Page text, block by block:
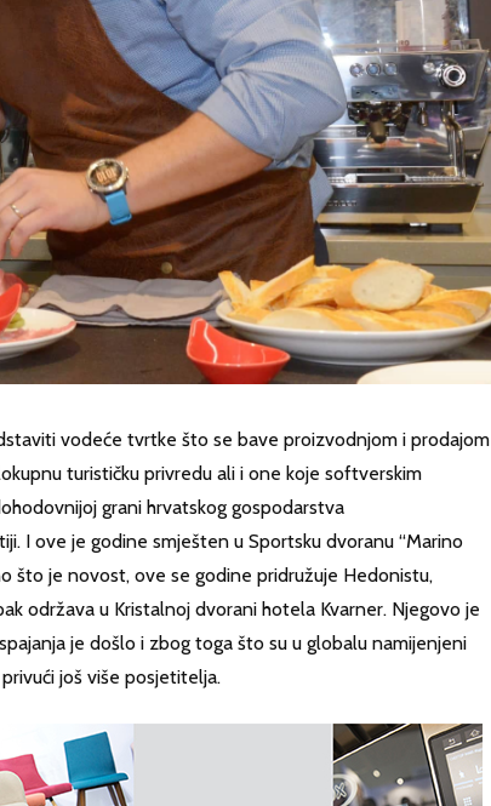
vodeće tvrtke što se bave proizvodnjom i prodajom
turističku privredu ali i one koje softverskim
grani hrvatskog gospodarstva
I ove je godine smješten u Sportsku dvoranu “Marino
što je novost, ove se godine pridružuje Hedonistu,
održava u Kristalnoj dvorani hotela Kvarner. Njegovo je
je došlo i zbog toga što su u globalu namijenjeni
još više posjetitelja.